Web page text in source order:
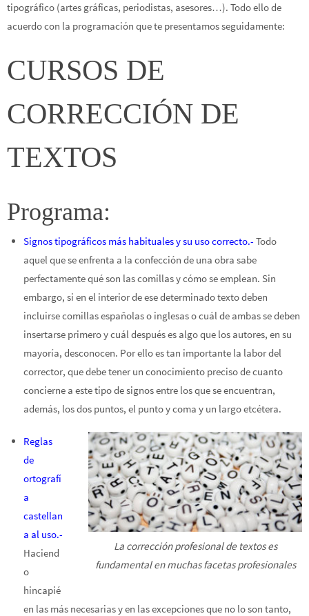
tipográfico (artes gráficas, periodistas, asesores…). Todo ello de
acuerdo con la programación que te presentamos seguidamente:
CURSOS DE
CORRECCIÓN DE
TEXTOS
Programa:
Signos tipográficos más habituales y su uso correcto.- Todo
aquel que se enfrenta a la confección de una obra sabe
perfectamente qué son las comillas y cómo se emplean. Sin
embargo, si en el interior de ese determinado texto deben
incluirse comillas españolas o inglesas o cuál de ambas se deben
insertarse primero y cuál después es algo que los autores, en su
mayoría, desconocen. Por ello es tan importante la labor del
corrector, que debe tener un conocimiento preciso de cuanto
concierne a este tipo de signos entre los que se encuentran,
además, los dos puntos, el punto y coma y un largo etcétera.
La corrección profesional de textos es
fundamental en muchas facetas profesionales
Reglas
de
ortografí
a
castellan
a al uso.-
Haciend
o
hincapié
en las más necesarias y en las excepciones que no lo son tanto,